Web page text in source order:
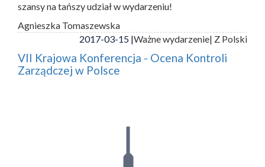
szansy na tańszy udział w wydarzeniu!
Agnieszka Tomaszewska
2017-03-15 |Ważne wydarzenie| Z Polski
VII Krajowa Konferencja - Ocena Kontroli
Zarządczej w Polsce